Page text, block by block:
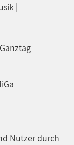
|
Nutzer durch